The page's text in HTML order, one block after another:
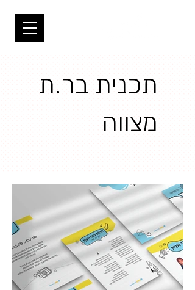
תכנית בר.ת
מצווה